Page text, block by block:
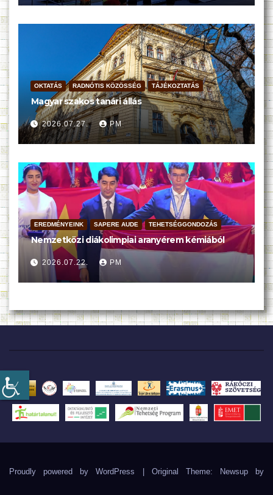
OKTATÁS RADNÓTIS KÖZÖSSÉG TÁJÉKOZTATÁS
Magyar szakos tanári állás
2026.07.27. PM
EREDMÉNYEINK SAPERE AUDE TEHETSÉGGONDOZÁS
Nemzetközi diákolimpiai aranyérem kémiából
2026.07.22. PM
Proudly powered by WordPress Original Theme: Newsup by